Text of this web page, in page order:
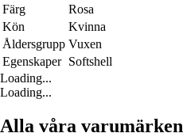
Färg
Rosa
Kön
Kvinna
Åldersgrupp Vuxen
Egenskaper Softshell
Loading...
Loading...
Alla våra varumärken